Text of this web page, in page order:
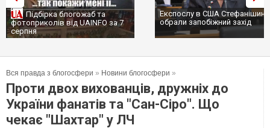
Експослу в США Стефанішиній
обрали запобіжний захід
Трамп не передасть Україні
сотні ракет до Patriot, бо у
Вся правда з блогосфери » Новини блогосфери »
Проти двох вихованців, дружніх до
України фанатів та "Сан-Сіро". Що
чекає "Шахтар" у ЛЧ